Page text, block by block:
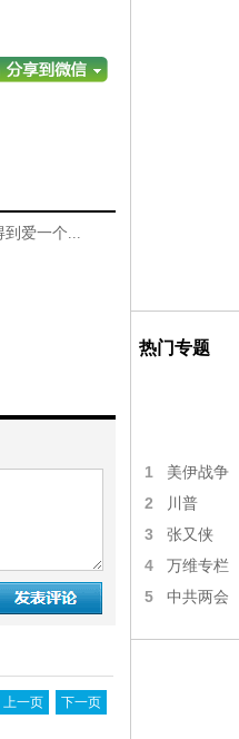
到爱一个...
上一页 下一页
热门专题
1 美伊战争
2 川普
3 张又侠
4 万维专栏
5 中共两会